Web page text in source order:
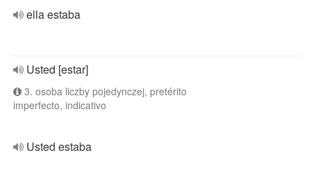
ella estaba
Usted [estar]
3. osoba liczby pojedynczej, pretérito
imperfecto, indicativo
Usted estaba